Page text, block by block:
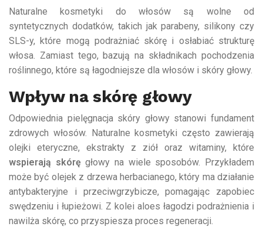
Naturalne kosmetyki do włosów są wolne od
syntetycznych dodatków, takich jak parabeny, silikony czy
SLS-y, które mogą podrażniać skórę i osłabiać strukturę
włosa. Zamiast tego, bazują na składnikach pochodzenia
roślinnego, które są łagodniejsze dla włosów i skóry głowy.
Wpływ na skórę głowy
Odpowiednia pielęgnacja skóry głowy stanowi fundament
zdrowych włosów. Naturalne kosmetyki często zawierają
olejki eteryczne, ekstrakty z ziół oraz witaminy, które
wspierają skórę głowy na wiele sposobów. Przykładem
może być olejek z drzewa herbacianego, który ma działanie
antybakteryjne i przeciwgrzybicze, pomagając zapobiec
swędzeniu i łupieżowi. Z kolei aloes łagodzi podrażnienia i
nawilża skórę, co przyspiesza proces regeneracji.